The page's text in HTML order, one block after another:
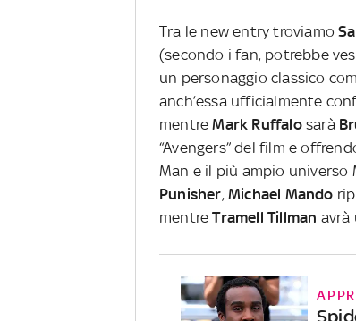
Tra le new entry troviamo
(secondo i fan, potrebbe
un personaggio classico
anch’essa ufficialmente
mentreMark Ruffalosarà
“Avengers” del film e
Man e il più ampio universo
Punisher,Michael Mando
mentreTramell Tillman avrà